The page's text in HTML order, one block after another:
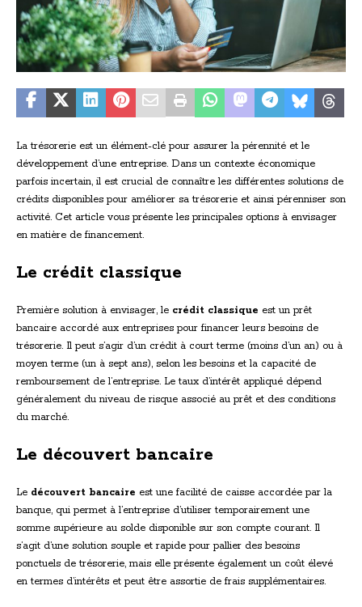
La trésorerie est un élément-clé pour assurer la pérennité et le
développement d’une entreprise. Dans un contexte économique
parfois incertain, il est crucial de connaître les différentes solutions de
crédits disponibles pour améliorer sa trésorerie et ainsi pérenniser son
activité. Cet article vous présente les principales options à envisager
en matière de financement.
Le crédit classique
Première solution à envisager, le crédit classique est un prêt
bancaire accordé aux entreprises pour financer leurs besoins de
trésorerie. Il peut s’agir d’un crédit à court terme (moins d’un an) ou à
moyen terme (un à sept ans), selon les besoins et la capacité de
remboursement de l’entreprise. Le taux d’intérêt appliqué dépend
généralement du niveau de risque associé au prêt et des conditions
du marché.
Le découvert bancaire
Le découvert bancaire est une facilité de caisse accordée par la
banque, qui permet à l’entreprise d’utiliser temporairement une
somme supérieure au solde disponible sur son compte courant. Il
s’agit d’une solution souple et rapide pour pallier des besoins
ponctuels de trésorerie, mais elle présente également un coût élevé
en termes d’intérêts et peut être assortie de frais supplémentaires.